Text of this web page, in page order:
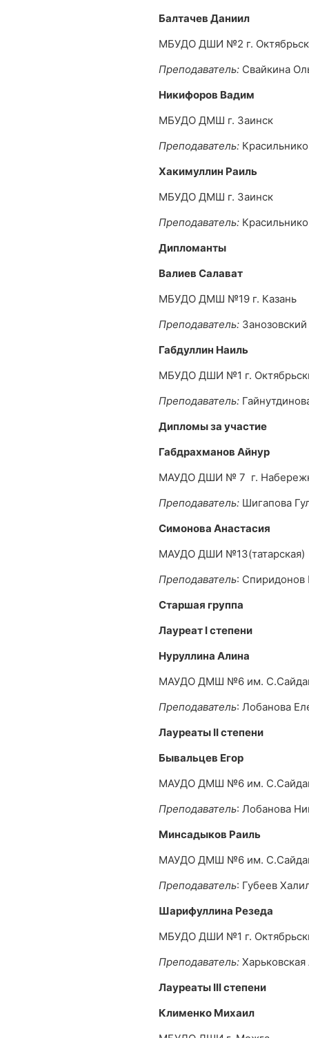
Балтачев Даниил
МБУДО ДШИ №2 г.
Преподаватель: Свайкина
Никифоров Вадим
МБУДО ДМШ г. Заинск
Преподаватель:
Хакимуллин Раиль
МБУДО ДМШ г. Заинск
Преподаватель:
Дипломанты
Валиев Салават
МБУДО ДМШ №19 г. Казань
Преподаватель:
Габдуллин Наиль
МБУДО ДШИ №1 г.
Преподаватель:
Дипломы за участие
Габдрахманов Айнур
МАУДО ДШИ № 7 г.
Преподаватель: Шигапова
Симонова Анастасия
МАУДО ДШИ
Преподаватель: Спиридонов
Старшая группа
Лауреат Iстепени
Нуруллина Алина
МАУДО ДМШ №6 им.
Преподаватель: Лобанова
Лауреаты IIстепени
Бывальцев Егор
МАУДО ДМШ №6 им.
Преподаватель: Лобанова
Минсадыков Раиль
МАУДО ДМШ №6 им.
Преподаватель: Губеев
Шарифуллина Резеда
МБУДО ДШИ №1 г.
Преподаватель:
Лауреаты IIIстепени
Клименко Михаил